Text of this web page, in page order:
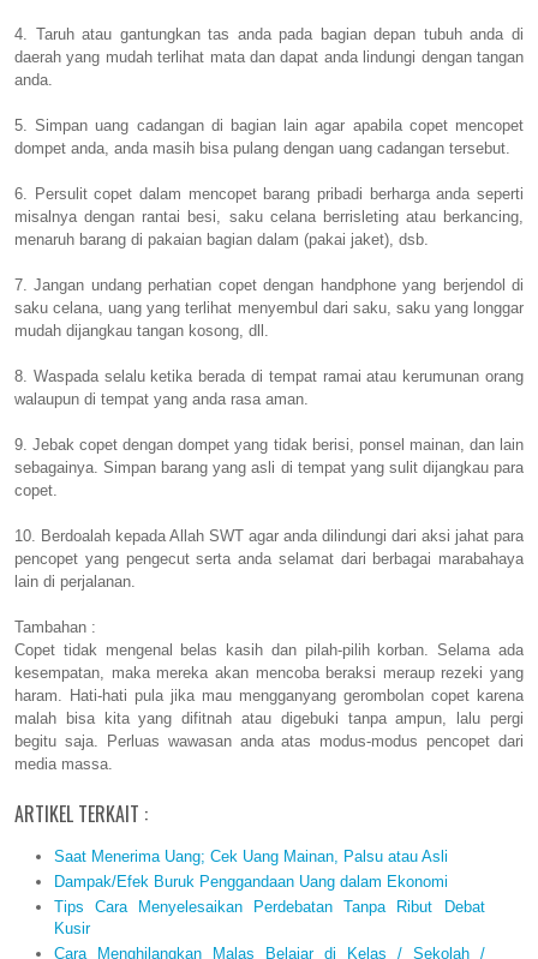
4. Taruh atau gantungkan tas anda pada bagian depan tubuh anda di
daerah yang mudah terlihat mata dan dapat anda lindungi dengan tangan
anda.
5. Simpan uang cadangan di bagian lain agar apabila copet mencopet
dompet anda, anda masih bisa pulang dengan uang cadangan tersebut.
6. Persulit copet dalam mencopet barang pribadi berharga anda seperti
misalnya dengan rantai besi, saku celana berrisleting atau berkancing,
menaruh barang di pakaian bagian dalam (pakai jaket), dsb.
7. Jangan undang perhatian copet dengan handphone yang berjendol di
saku celana, uang yang terlihat menyembul dari saku, saku yang longgar
mudah dijangkau tangan kosong, dll.
8. Waspada selalu ketika berada di tempat ramai atau kerumunan orang
walaupun di tempat yang anda rasa aman.
9. Jebak copet dengan dompet yang tidak berisi, ponsel mainan, dan lain
sebagainya. Simpan barang yang asli di tempat yang sulit dijangkau para
copet.
10. Berdoalah kepada Allah SWT agar anda dilindungi dari aksi jahat para
pencopet yang pengecut serta anda selamat dari berbagai marabahaya
lain di perjalanan.
Tambahan :
Copet tidak mengenal belas kasih dan pilah-pilih korban. Selama ada
kesempatan, maka mereka akan mencoba beraksi meraup rezeki yang
haram. Hati-hati pula jika mau mengganyang gerombolan copet karena
malah bisa kita yang difitnah atau digebuki tanpa ampun, lalu pergi
begitu saja. Perluas wawasan anda atas modus-modus pencopet dari
media massa.
ARTIKEL TERKAIT :
Saat Menerima Uang; Cek Uang Mainan, Palsu atau Asli
Dampak/Efek Buruk Penggandaan Uang dalam Ekonomi
Tips Cara Menyelesaikan Perdebatan Tanpa Ribut Debat
Kusir
Cara Menghilangkan Malas Belajar di Kelas / Sekolah /